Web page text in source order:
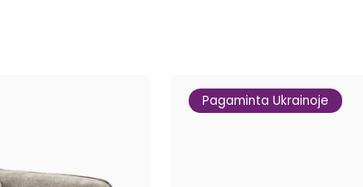
Pagaminta Ukrainoje